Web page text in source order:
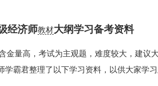
经济师教材大纲学习备考资料
金量高，考试为主观题，难度较大，建议
学霸君整理了以下学习资料，以供大家学习